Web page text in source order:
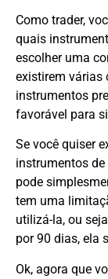
Como trader,
quais
escolher uma
existirem várias
instrumentos
favorável para
Se você quiser
instrumentos
pode
tem uma
utilizá-la, ou
por 90 dias, ela
Ok, agora que